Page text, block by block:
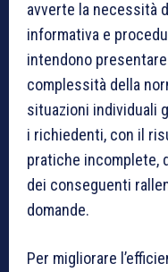
avverte la necessità
informativa e
intendono
complessità della
situazioni individuali
i richiedenti, con il
pratiche incomplete,
dei conseguenti
domande.
Per migliorare